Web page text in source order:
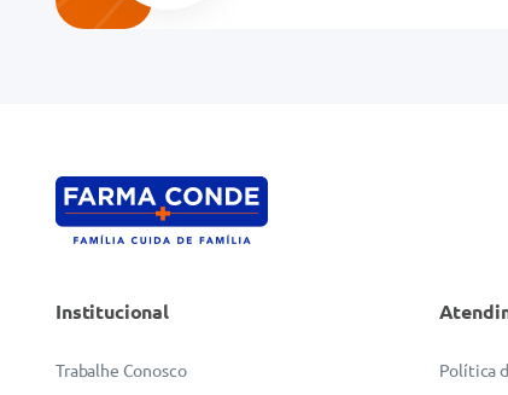
Institucional
Trabalhe Conosco
Política